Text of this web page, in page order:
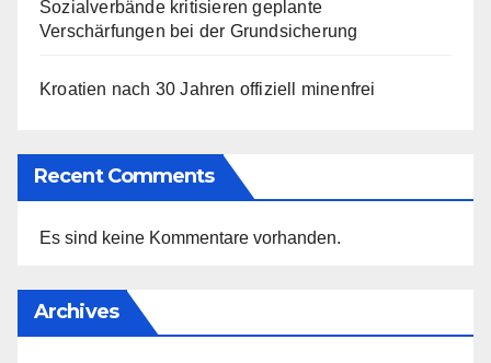
Sozialverbände kritisieren geplante
Verschärfungen bei der Grundsicherung
Kroatien nach 30 Jahren offiziell minenfrei
Recent Comments
Es sind keine Kommentare vorhanden.
Archives